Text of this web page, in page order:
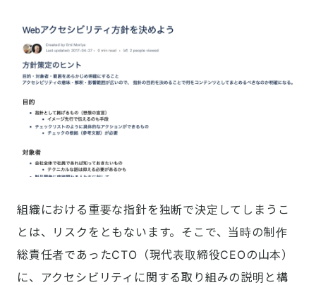
組織における重要な指針を独断で決定してしまうこ
とは、リスクをともないます。そこで、当時の制作
総責任者であったCTO（現代表取締役CEOの山本）
に、アクセシビリティに関する取り組みの説明と構